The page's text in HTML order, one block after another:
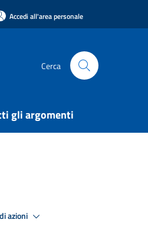
Accedi all'area personale
Cerca
gli argomenti
azioni